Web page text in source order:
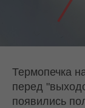
Термопечка
перед
появились